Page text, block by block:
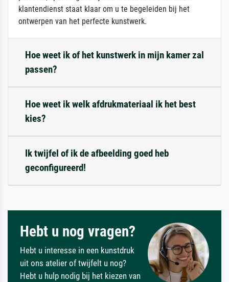
klantendienst staat klaar om u te begeleiden bij het
ontwerpen van het perfecte kunstwerk.
Hoe weet ik of het kunstwerk in mijn kamer zal
passen?
Hoe weet ik welk afdrukmateriaal ik het best
kies?
Ik twijfel of ik de afbeelding goed heb
geconfigureerd!
Hebt u nog vragen?
Hebt u interesse in een kunstdruk
uit ons atelier of twijfelt u nog?
Hebt u hulp nodig bij het kiezen van